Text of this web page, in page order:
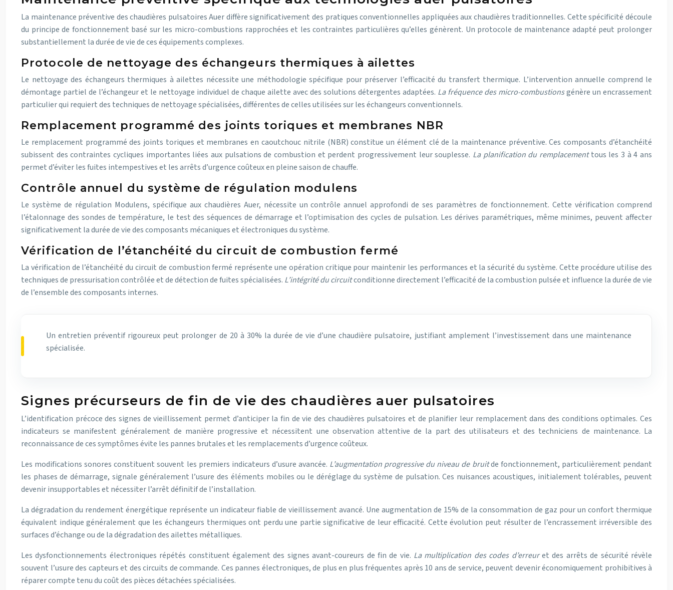
La maintenance préventive des chaudières pulsatoires Auer diffère significativement des pratiques conventionnelles appliquées aux chaudières traditionnelles. Cette spécificité découle
du principe de fonctionnement basé sur les micro-combustions rapprochées et les contraintes particulières qu’elles génèrent. Un protocole de maintenance adapté peut prolonger
substantiellement la durée de vie de ces équipements complexes.
Protocole de nettoyage des échangeurs thermiques à ailettes
Le nettoyage des échangeurs thermiques à ailettes nécessite une méthodologie spécifique pour préserver l’efficacité du transfert thermique. L’intervention annuelle comprend le
démontage partiel de l’échangeur et le nettoyage individuel de chaque ailette avec des solutions détergentes adaptées. La fréquence des micro-combustionsgénère un encrassement
particulier qui requiert des techniques de nettoyage spécialisées, différentes de celles utilisées sur les échangeurs conventionnels.
Remplacement programmé des joints toriques et membranes NBR
Le remplacement programmé des joints toriques et membranes en caoutchouc nitrile (NBR) constitue un élément clé de la maintenance préventive. Ces composants d’étanchéité
subissent des contraintes cycliques importantes liées aux pulsations de combustion et perdent progressivement leur souplesse. La planification du remplacementtous les 3 à 4 ans
permet d’éviter les fuites intempestives et les arrêts d’urgence coûteux en pleine saison de chauffe.
Contrôle annuel du système de régulation modulens
Le système de régulation Modulens, spécifique aux chaudières Auer, nécessite un contrôle annuel approfondi de ses paramètres de fonctionnement. Cette vérification comprend
l’étalonnage des sondes de température, le test des séquences de démarrage et l’optimisation des cycles de pulsation. Les dérives paramétriques, même minimes, peuvent affecter
significativement la durée de vie des composants mécaniques et électroniques du système.
Vérification de l’étanchéité du circuit de combustion fermé
La vérification de l’étanchéité du circuit de combustion fermé représente une opération critique pour maintenir les performances et la sécurité du système. Cette procédure utilise des
techniques de pressurisation contrôlée et de détection de fuites spécialisées. L’intégrité du circuitconditionne directement l’efficacité de la combustion pulsée et influence la durée de vie
de l’ensemble des composants internes.
Un entretien préventif rigoureux peut prolonger de 20 à 30% la durée de vie d’une chaudière pulsatoire, justifiant amplement l’investissement dans une maintenance
spécialisée.
Signes précurseurs de fin de vie des chaudières auer pulsatoires
L’identification précoce des signes de vieillissement permet d’anticiper la fin de vie des chaudières pulsatoires et de planifier leur remplacement dans des conditions optimales. Ces
indicateurs se manifestent généralement de manière progressive et nécessitent une observation attentive de la part des utilisateurs et des techniciens de maintenance. La
reconnaissance de ces symptômes évite les pannes brutales et les remplacements d’urgence coûteux.
Les modifications sonores constituent souvent les premiers indicateurs d’usure avancée. L’augmentation progressive du niveau de bruitde fonctionnement, particulièrement pendant
les phases de démarrage, signale généralement l’usure des éléments mobiles ou le déréglage du système de pulsation. Ces nuisances acoustiques, initialement tolérables, peuvent
devenir insupportables et nécessiter l’arrêt définitif de l’installation.
La dégradation du rendement énergétique représente un indicateur fiable de vieillissement avancé. Une augmentation de 15% de la consommation de gaz pour un confort thermique
équivalent indique généralement que les échangeurs thermiques ont perdu une partie significative de leur efficacité. Cette évolution peut résulter de l’encrassement irréversible des
surfaces d’échange ou de la dégradation des ailettes métalliques.
Les dysfonctionnements électroniques répétés constituent également des signes avant-coureurs de fin de vie. La multiplication des codes d’erreuret des arrêts de sécurité révèle
souvent l’usure des capteurs et des circuits de commande. Ces pannes électroniques, de plus en plus fréquentes après 10 ans de service, peuvent devenir économiquement prohibitives à
réparer compte tenu du coût des pièces détachées spécialisées.